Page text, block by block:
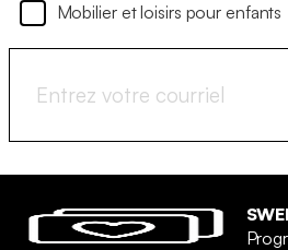
Mobilier et loisirs pour enfants